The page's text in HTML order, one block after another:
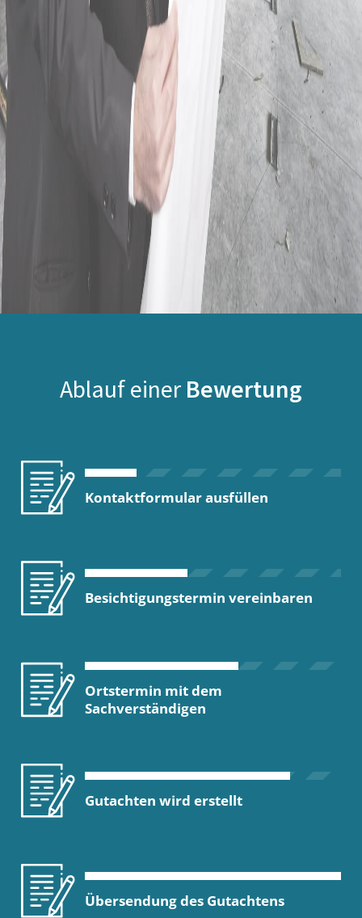
Ablauf einer Bewertung
Kontaktformular ausfüllen
Besichtigungstermin vereinbaren
Ortstermin mit dem
Sachverständigen
Gutachten wird erstellt
Übersendung des Gutachtens